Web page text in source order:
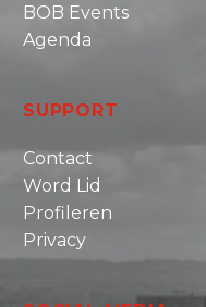
BOB Events
Agenda
SUPPORT
Contact
Word Lid
Profileren
Privacy